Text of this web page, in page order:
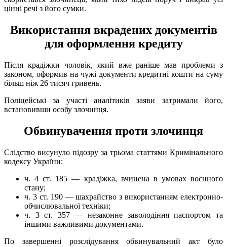
цінні речі з його сумки.
Використання вкрадених документів
для оформлення кредиту
Після крадіжки чоловік, який вже раніше мав проблеми з
законом, оформив на чужі документи кредитні кошти на суму
більш ніж 26 тисяч гривень.
Поліцейські за участі аналітиків заяви затримали його,
встановивши особу злочинця.
Обвинувачення проти злочинця
Слідство висунуло підозру за трьома статтями Кримінального
кодексу України:
ч. 4 ст. 185 — крадіжка, вчинена в умовах воєнного
стану;
ч. 3 ст. 190 — шахрайство з використанням електронно-
обчислювальної техніки;
ч. 3 ст. 357 — незаконне заволодіння паспортом та
іншими важливими документами.
По завершенні розслідування обвинувальний акт було